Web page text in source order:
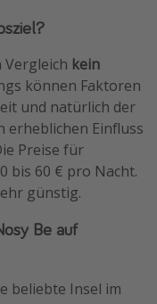
kein
können Faktoren
und natürlich der
erheblichen Einfluss
Preise für
bis 60 € pro Nacht.
günstig.
Be auf
beliebte Insel im